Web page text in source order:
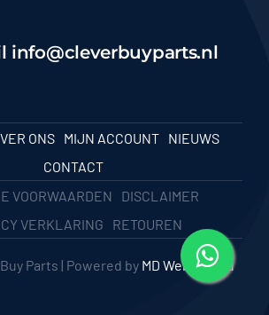
info@cleverbuyparts.nl
ONS MIJN ACCOUNT
NIEUWS
CONTACT
VOORWAARDEN
DISCLAIMER
VERKLARING
RETOUREN
Parts | Powered by MD Webbureau